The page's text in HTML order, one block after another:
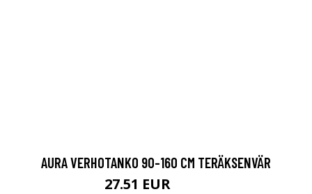
AURA VERHOTANKO 90-160 CM TERÄKSENVÄR
27.51 EUR